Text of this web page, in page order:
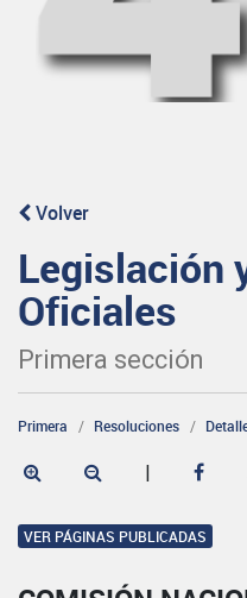
Volver
Legislación
Oficiales
Primera sección
Primera Resoluciones
|
VER PÁGINAS PUBLICADAS